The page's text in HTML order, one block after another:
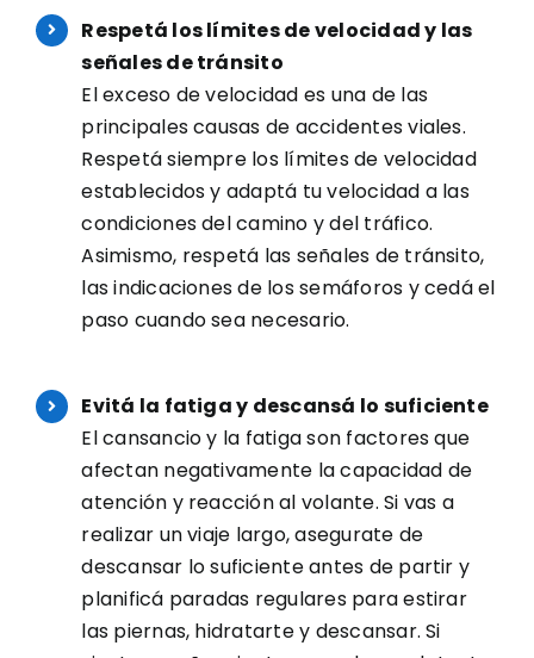
Respetá los límites de velocidad y las
señales de tránsito
El exceso de velocidad es una de las
principales causas de accidentes viales.
Respetá siempre los límites de velocidad
establecidos y adaptá tu velocidad a las
condiciones del camino y del tráfico.
Asimismo, respetá las señales de tránsito,
las indicaciones de los semáforos y cedá el
paso cuando sea necesario.
Evitá la fatiga y descansá lo suficiente
El cansancio y la fatiga son factores que
afectan negativamente la capacidad de
atención y reacción al volante. Si vas a
realizar un viaje largo, asegurate de
descansar lo suficiente antes de partir y
planificá paradas regulares para estirar
las piernas, hidratarte y descansar. Si